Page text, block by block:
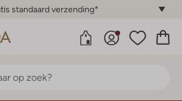
standaard verzending*